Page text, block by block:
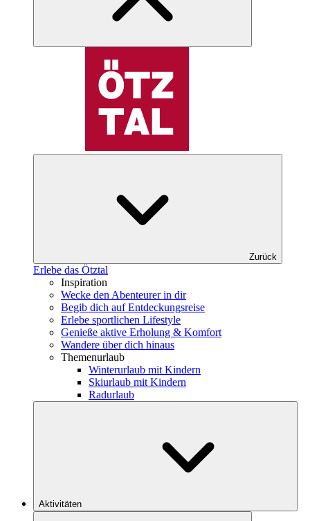
Zurück
Erlebe das Ötztal
Inspiration
Wecke den Abenteurer in dir
Begib dich auf Entdeckungsreise
Erlebe sportlichen Lifestyle
Genieße aktive Erholung & Komfort
Wandere über dich hinaus
Themenurlaub
Winterurlaub mit Kindern
Skiurlaub mit Kindern
Radurlaub
Aktivitäten